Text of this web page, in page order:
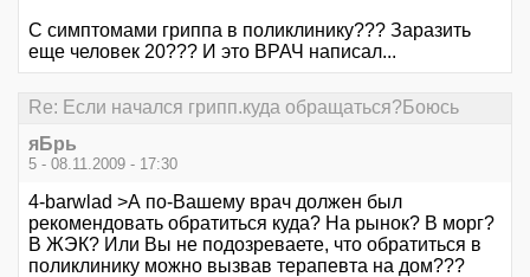
С симптомами гриппа в поликлинику??? Заразить
еще человек 20??? И это ВРАЧ написал...
Re: Если начался грипп.куда обращаться?Боюсь
яБрь
5 - 08.11.2009 - 17:30
4-barwlad >А по-Вашему врач должен был
рекомендовать обратиться куда? На рынок? В морг?
В ЖЭК? Или Вы не подозреваете, что обратиться в
поликлинику можно вызвав терапевта на дом???